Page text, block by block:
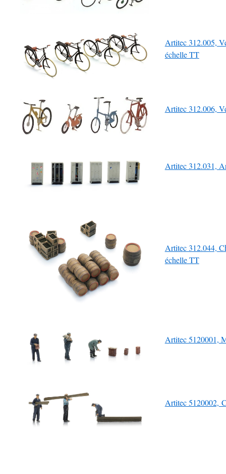
Artitec 312.005,
échelle TT
Artitec 312.006,
Artitec 312.031,
Artitec 312.044,
échelle TT
Artitec 5120001,
Artitec 5120002,